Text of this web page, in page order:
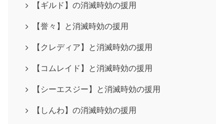
【ギルド】の消滅時効の援用
【誉々】と消滅時効の援用
【クレディア】と消滅時効の援用
【コムレイド】と消滅時効の援用
【シーエスジー】と消滅時効の援用
【しんわ】の消滅時効の援用